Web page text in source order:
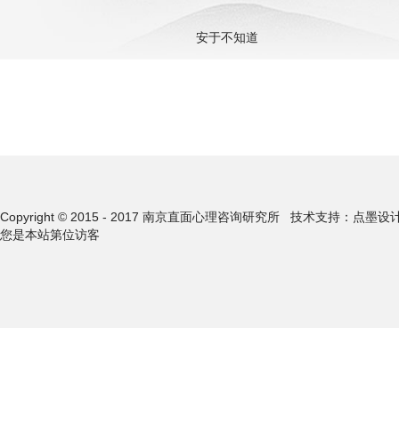
安于不知道
Copyright © 2015 - 2017 南京直面心理咨询研究所 技术支持：点墨设
您是本站第位访客